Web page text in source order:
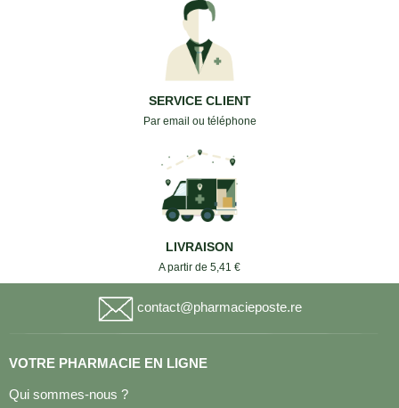
SERVICE CLIENT
Par email ou téléphone
LIVRAISON
A partir de 5,41 €
contact@pharmacieposte.re
VOTRE PHARMACIE EN LIGNE
Qui sommes-nous ?